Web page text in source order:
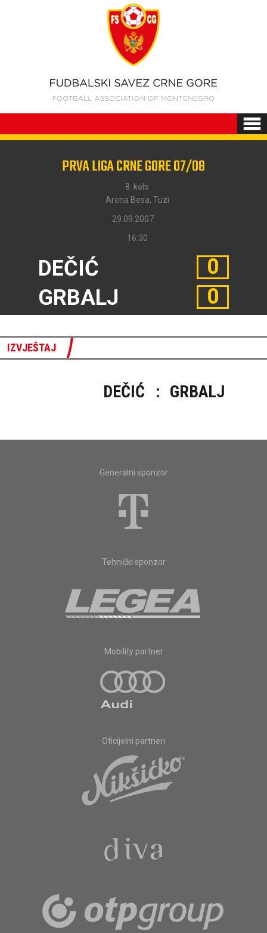
PRVA LIGA CRNE GORE 07/08
8. kolo
Arena Besa, Tuzi
29.09.2007.
16:30
DEČIĆ
GRBALJ
0
0
IZVJEŠTAJ
DEČIĆ : GRBALJ
Generalni sponzor
Tehnički sponzor
Mobility partner
Oficijelni partneri